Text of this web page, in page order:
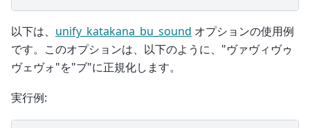
以下は、 unify_katakana_bu_sound オプションの使用例
です。このオプションは、以下のように、"ヴァヴィヴゥ
ヴェヴォ"を"ブ"に正規化します。
実行例: